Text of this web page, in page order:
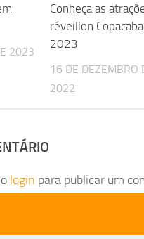
2023
Conheça as
réveillon
2023
16 DE DEZEMBRO
2022
login para publicar um